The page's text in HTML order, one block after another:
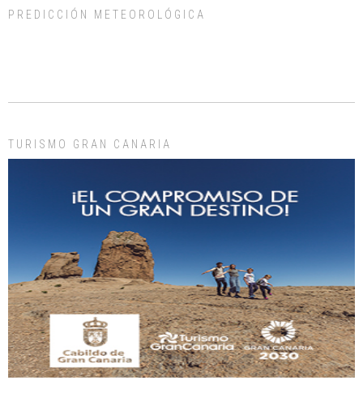
días, ella incluida...
Gato manso encontrado
Este gato macho ha aparecido en la calle hace menos de un mes, es muy
manso y extremadamente cari...
Leales.org » Gran Canaria | 9.7.2025
PREDICCIÓN METEOROLÓGICA
TURISMO GRAN CANARIA